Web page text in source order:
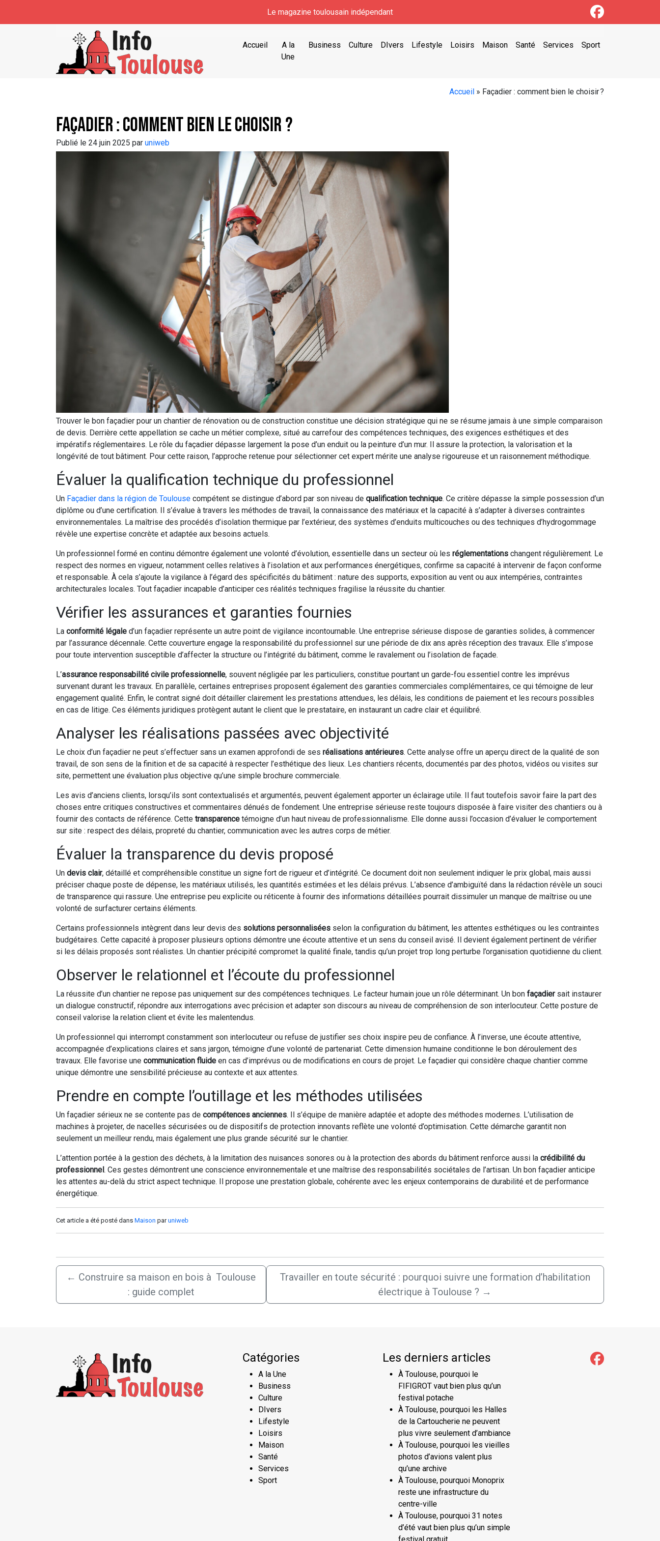
Le magazine toulousain indépendant
Accueil
A la
Une
Business Culture DIvers Lifestyle Loisirs Maison Santé Services Sport
Accueil » Façadier : comment bien le choisir ?
Façadier : comment bien le choisir ?
Publié le 24 juin 2025 par uniweb
Trouver le bon façadier pour un chantier de rénovation ou de construction constitue une décision stratégique qui ne se résume jamais à une simple comparaison
de devis. Derrière cette appellation se cache un métier complexe, situé au carrefour des compétences techniques, des exigences esthétiques et des
impératifs réglementaires. Le rôle du façadier dépasse largement la pose d’un enduit ou la peinture d’un mur. Il assure la protection, la valorisation et la
longévité de tout bâtiment. Pour cette raison, l’approche retenue pour sélectionner cet expert mérite une analyse rigoureuse et un raisonnement méthodique.
Évaluer la qualification technique du professionnel
Un Façadier dans la région de Toulouse compétent se distingue d’abord par son niveau de qualification technique. Ce critère dépasse la simple possession d’un
diplôme ou d’une certification. Il s’évalue à travers les méthodes de travail, la connaissance des matériaux et la capacité à s’adapter à diverses contraintes
environnementales. La maîtrise des procédés d’isolation thermique par l’extérieur, des systèmes d’enduits multicouches ou des techniques d’hydrogommage
révèle une expertise concrète et adaptée aux besoins actuels.
Un professionnel formé en continu démontre également une volonté d’évolution, essentielle dans un secteur où les réglementations changent régulièrement. Le
respect des normes en vigueur, notamment celles relatives à l’isolation et aux performances énergétiques, confirme sa capacité à intervenir de façon conforme
et responsable. À cela s’ajoute la vigilance à l’égard des spécificités du bâtiment : nature des supports, exposition au vent ou aux intempéries, contraintes
architecturales locales. Tout façadier incapable d’anticiper ces réalités techniques fragilise la réussite du chantier.
Vérifier les assurances et garanties fournies
La conformité légale d’un façadier représente un autre point de vigilance incontournable. Une entreprise sérieuse dispose de garanties solides, à commencer
par l’assurance décennale. Cette couverture engage la responsabilité du professionnel sur une période de dix ans après réception des travaux. Elle s’impose
pour toute intervention susceptible d’affecter la structure ou l’intégrité du bâtiment, comme le ravalement ou l’isolation de façade.
L’assurance responsabilité civile professionnelle, souvent négligée par les particuliers, constitue pourtant un garde-fou essentiel contre les imprévus
survenant durant les travaux. En parallèle, certaines entreprises proposent également des garanties commerciales complémentaires, ce qui témoigne de leur
engagement qualité. Enfin, le contrat signé doit détailler clairement les prestations attendues, les délais, les conditions de paiement et les recours possibles
en cas de litige. Ces éléments juridiques protègent autant le client que le prestataire, en instaurant un cadre clair et équilibré.
Analyser les réalisations passées avec objectivité
Le choix d’un façadier ne peut s’effectuer sans un examen approfondi de ses réalisations antérieures. Cette analyse offre un aperçu direct de la qualité de son
travail, de son sens de la finition et de sa capacité à respecter l’esthétique des lieux. Les chantiers récents, documentés par des photos, vidéos ou visites sur
site, permettent une évaluation plus objective qu’une simple brochure commerciale.
Les avis d’anciens clients, lorsqu’ils sont contextualisés et argumentés, peuvent également apporter un éclairage utile. Il faut toutefois savoir faire la part des
choses entre critiques constructives et commentaires dénués de fondement. Une entreprise sérieuse reste toujours disposée à faire visiter des chantiers ou à
fournir des contacts de référence. Cette transparence témoigne d’un haut niveau de professionnalisme. Elle donne aussi l’occasion d’évaluer le comportement
sur site : respect des délais, propreté du chantier, communication avec les autres corps de métier.
Évaluer la transparence du devis proposé
Un devis clair, détaillé et compréhensible constitue un signe fort de rigueur et d’intégrité. Ce document doit non seulement indiquer le prix global, mais aussi
préciser chaque poste de dépense, les matériaux utilisés, les quantités estimées et les délais prévus. L’absence d’ambiguïté dans la rédaction révèle un souci
de transparence qui rassure. Une entreprise peu explicite ou réticente à fournir des informations détaillées pourrait dissimuler un manque de maîtrise ou une
volonté de surfacturer certains éléments.
Certains professionnels intègrent dans leur devis des solutions personnalisées selon la configuration du bâtiment, les attentes esthétiques ou les contraintes
budgétaires. Cette capacité à proposer plusieurs options démontre une écoute attentive et un sens du conseil avisé. Il devient également pertinent de vérifier
si les délais proposés sont réalistes. Un chantier précipité compromet la qualité finale, tandis qu’un projet trop long perturbe l’organisation quotidienne du client.
Observer le relationnel et l’écoute du professionnel
La réussite d’un chantier ne repose pas uniquement sur des compétences techniques. Le facteur humain joue un rôle déterminant. Un bon façadiersait instaurer
un dialogue constructif, répondre aux interrogations avec précision et adapter son discours au niveau de compréhension de son interlocuteur. Cette posture de
conseil valorise la relation client et évite les malentendus.
Un professionnel qui interrompt constamment son interlocuteur ou refuse de justifier ses choix inspire peu de confiance. À l’inverse, une écoute attentive,
accompagnée d’explications claires et sans jargon, témoigne d’une volonté de partenariat. Cette dimension humaine conditionne le bon déroulement des
travaux. Elle favorise une communication fluide en cas d’imprévus ou de modifications en cours de projet. Le façadier qui considère chaque chantier comme
unique démontre une sensibilité précieuse au contexte et aux attentes.
Prendre en compte l’outillage et les méthodes utilisées
Un façadier sérieux ne se contente pas de compétences anciennes. Il s’équipe de manière adaptée et adopte des méthodes modernes. L’utilisation de
machines à projeter, de nacelles sécurisées ou de dispositifs de protection innovants reflète une volonté d’optimisation. Cette démarche garantit non
seulement un meilleur rendu, mais également une plus grande sécurité sur le chantier.
L’attention portée à la gestion des déchets, à la limitation des nuisances sonores ou à la protection des abords du bâtiment renforce aussi la crédibilité du
professionnel. Ces gestes démontrent une conscience environnementale et une maîtrise des responsabilités sociétales de l’artisan. Un bon façadier anticipe
les attentes au-delà du strict aspect technique. Il propose une prestation globale, cohérente avec les enjeux contemporains de durabilité et de performance
énergétique.
Cet article a été posté dans Maison paruniweb
← Construire sa maison en bois à Toulouse
: guide complet
Travailler en toute sécurité : pourquoi suivre une formation d’habilitation
électrique à Toulouse ? →
Catégories
A la Une
Business
Culture
DIvers
Lifestyle
Loisirs
Maison
Santé
Services
Sport
Les derniers articles
À Toulouse, pourquoi le
FIFIGROT vaut bien plus qu’un
festival potache
À Toulouse, pourquoi les Halles
de la Cartoucherie ne peuvent
plus vivre seulement d’ambiance
À Toulouse, pourquoi les vieilles
photos d’avions valent plus
qu’une archive
À Toulouse, pourquoi Monoprix
reste une infrastructure du
centre-ville
À Toulouse, pourquoi 31 notes
d’été vaut bien plus qu’un simple